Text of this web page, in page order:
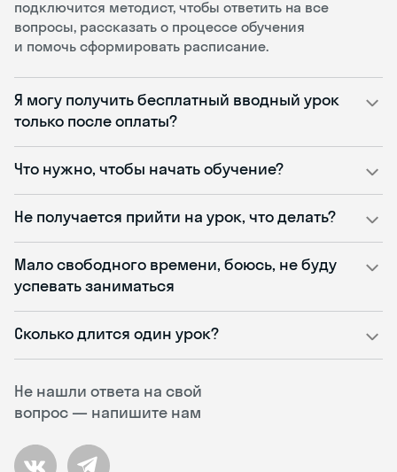
Не нашли ответа на свой
вопрос — напишите нам
подключится методист, чтобы ответить на все
вопросы, рассказать о процессе обучения
и помочь сформировать расписание.
Я могу получить бесплатный вводный урок
только после оплаты?
Что нужно, чтобы начать обучение?
Не получается прийти на урок, что делать?
Мало свободного времени, боюсь, не буду
успевать заниматься
Сколько длится один урок?